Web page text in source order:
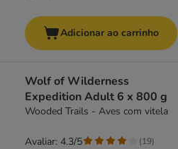
Adicionar ao carrinho
Wolf of Wilderness
Expedition Adult 6 x 800 g
Wooded Trails - Aves com vitela
Avaliar: 4.3/5 (19)